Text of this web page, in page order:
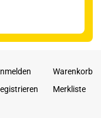
Warenkorb
Merkliste